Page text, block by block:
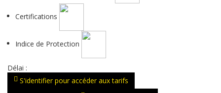
Certifications
Indice de Protection
Délai :
S'identifier pour accéder aux tarifs